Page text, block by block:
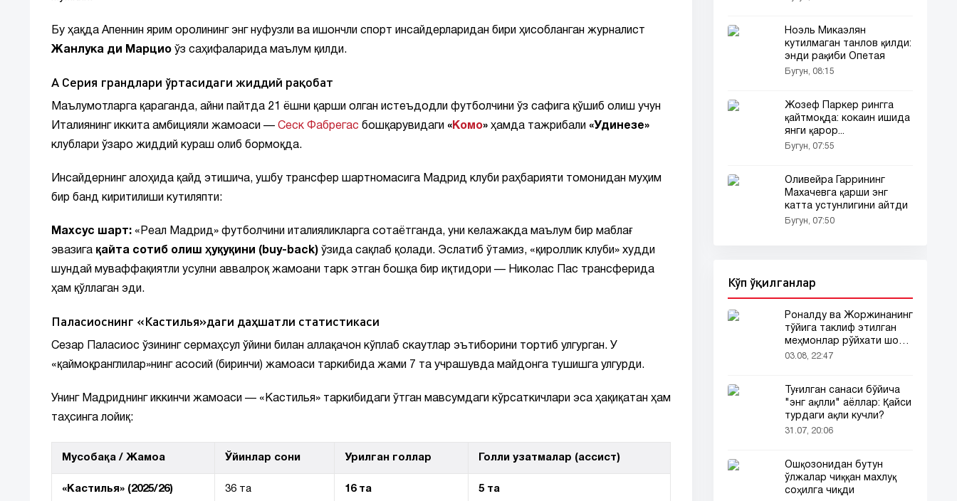
Бу ҳақда Апеннин ярим оролининг энг нуфузли ва ишончли спорт инсайдерларидан бири ҳисобланган журналист
Жанлука ди Марцио ўз саҳифаларида маълум қилди.
А Серия грандлари ўртасидаги жиддий рақобат
Маълумотларга қараганда, айни пайтда 21 ёшни қарши олган истеъдодли футболчини ўз сафига қўшиб олиш учун
Италиянинг иккита амбицияли жамоаси — Сеск Фабрегас бошқарувидаги « Комо» ҳамда тажрибали «Удинезе»
клублари ўзаро жиддий кураш олиб бормоқда.
Инсайдернинг алоҳида қайд этишича, ушбу трансфер шартномасига Мадрид клуби раҳбарияти томонидан муҳим
бир банд киритилиши кутиляпти:
Махсус шарт: «Реал Мадрид» футболчини италияликларга сотаётганда, уни келажакда маълум бир маблағ
эвазига қайта сотиб олиш ҳуқуқини (buy-back) ўзида сақлаб қолади. Эслатиб ўтамиз, «қироллик клуби» худди
шундай муваффақиятли усулни аввалроқ жамоани тарк этган бошқа бир иқтидори — Николас Пас трансферида
ҳам қўллаган эди.
Паласиоснинг «Кастилья»даги даҳшатли статистикаси
Сезар Паласиос ўзининг сермаҳсул ўйини билан аллақачон кўплаб скаутлар эътиборини тортиб улгурган. У
«қаймоқранглилар»нинг асосий (биринчи) жамоаси таркибида жами 7 та учрашувда майдонга тушишга улгурди.
Унинг Мадриднинг иккинчи жамоаси — «Кастилья» таркибидаги ўтган мавсумдаги кўрсаткичлари эса ҳақиқатан ҳам
таҳсинга лойиқ:
Мусобақа / Жамоа Ўйинлар сони Урилган голлар Голли узатмалар (ассист)
«Кастилья» (2025/26) 36 та 16 та 5 та
Ноэль Микаэлян
кутилмаган танлов қилди:
энди рақиби Опетая
Бугун, 08:15
Жозеф Паркер рингга
қайтмоқда: кокаин ишида
янги қарор...
Бугун, 07:55
Оливейра Гаррининг
Махачевга қарши энг
катта устунлигини айтди
Бугун, 07:50
Кўп ўқилганлар
Роналду ва Жоржинанинг
тўйига таклиф этилган
меҳмонлар рўйхати шов-
шувда
03.08, 22:47
Туғилган санаси бўйича
"энг ақлли" аёллар: Қайси
турдаги ақли кучли?
31.07, 20:06
Ошқозонидан бутун
ўлжалар чиққан махлуқ
соҳилга чиқди